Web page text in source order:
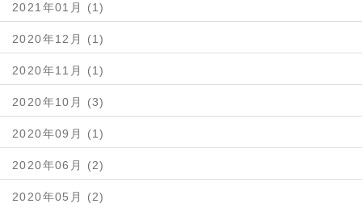
2021年01月 (1)
2020年12月 (1)
2020年11月 (1)
2020年10月 (3)
2020年09月 (1)
2020年06月 (2)
2020年05月 (2)